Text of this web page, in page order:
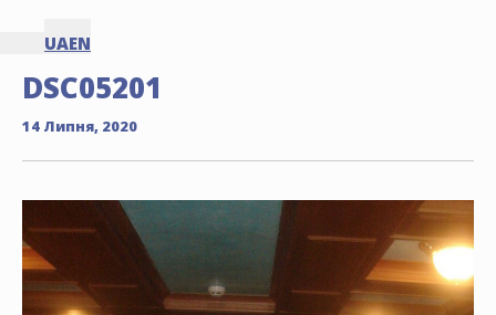
UAEN
DSC05201
14 Липня, 2020